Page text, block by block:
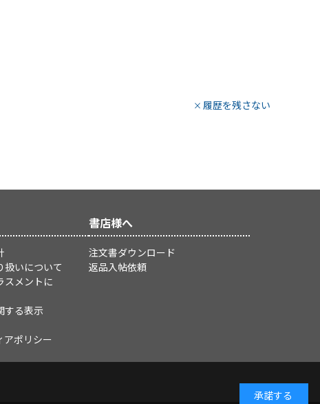
履歴を残さない
扱いについて
スメントに
する表示
アポリシー
書店様へ
注文書ダウンロード
返品入帖依頼
承諾する